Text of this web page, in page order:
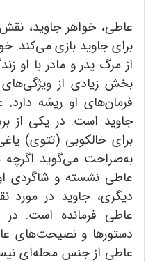
عاطی، خواهر جاوید، نقش
برای جاوید بازی می‌کند.
از مرگ پدر و مادر با
بخش زیادی از
فرمان‌های او ریشه
جاوید است. در یکی از
برای خالکوبی (تتوی)
به‌صراحت می‌گوید اگرچه
عاطی نشسته و شاگردی
دیگری، جاوید در مورد
عاطی فرمانده است.
دستورها و نصیحت‌های
عاطی از جنس محله‌ای